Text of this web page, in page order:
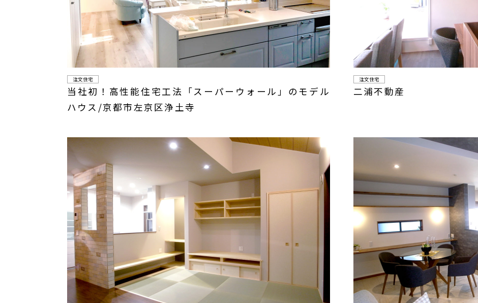
注文住宅
当社初！高性能住宅工法「スーパーウォール」のモデル
ハウス/京都市左京区浄土寺
注文住宅
二浦不動産